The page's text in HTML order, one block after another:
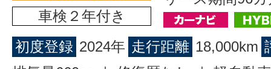
車検２年付き
初度登録 2024年 走行距離 18,000km